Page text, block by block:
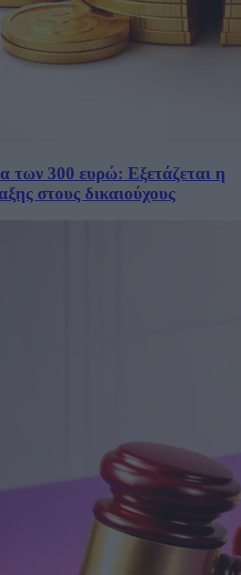
των 300 ευρώ: Εξετάζεται η
στους δικαιούχους